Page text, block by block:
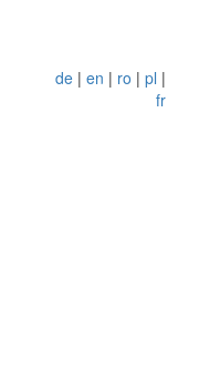
de| en | ro | pl |
fr